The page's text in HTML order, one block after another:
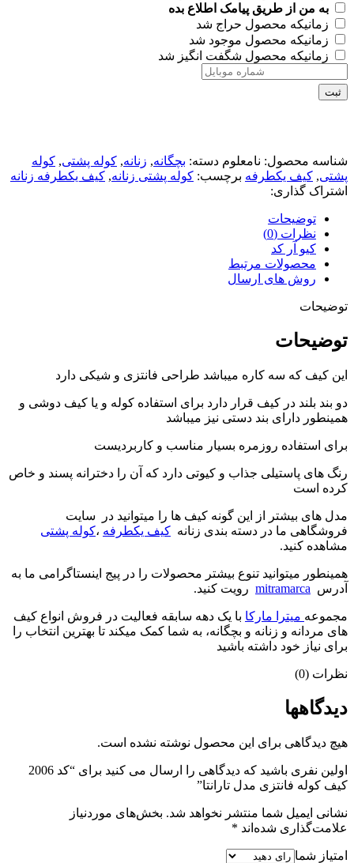
به من از طریق پیامک اطلاع بده
زمانیکه محصول حراج شد
زمانیکه محصول موجود شد
زمانیکه محصول شگفت انگیز شد
ثبت
شناسه محصول: نامعلوم دسته: بچگانه, زنانه, کوله پشتی, کوله
پشتی, کیف یکطرفه برچسب: کوله پشتی زنانه, کیف یکطرفه زنانه
اشتراک گذاری:
توضیحات
نظرات (0)
کیو آر کد
محصولات مرتبط
روش های ارسال
توضیحات
توضیحات
این کیف که سه کاره میباشد طراحی فانتزی و شیکی دارد
دو بند بلند در کیف قرار دارد برای استفاده کوله و یا کیف دوشی و
همینطور دارای بند دستی نیز میباشد
برای استفاده روزمره بسیار مناسب و کاربردیست
رنگ های پاستیلی جذاب و کیوتی دارد که آن را دخترانه پسند و خاص
کرده است
مدل های بیشتر از این گونه کیف ها را میتوانید در سایت
فروشگاهی ما در دسته بندی زنانه کیف یکطرفه ،کوله پشتی
مشاهده کنید.
همینطور میتوانید تنوع بیشتر محصولات را در پیج اینستاگرامی ما به
آدرس mitramarca رویت کنید.
مجموعه میترا مارکا با یک دهه سابقه فعالیت در فروش انواع کیف
های مردانه و زنانه و بچگانه، به شما کمک میکند تا بهترین انتخاب را
برای نیاز خود داشته باشید
نظرات (0)
دیدگاهها
هیچ دیدگاهی برای این محصول نوشته نشده است.
اولین نفری باشید که دیدگاهی را ارسال می کنید برای “کد 2006
کیف کوله فانتزی مدل تارانتا”
نشانی ایمیل شما منتشر نخواهد شد. بخش‌های موردنیاز
علامت‌گذاری شده‌اند *
امتیاز شما